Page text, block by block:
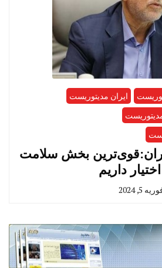
ایران مدیتوریست
بخش سلامت
داریم
5, 2024